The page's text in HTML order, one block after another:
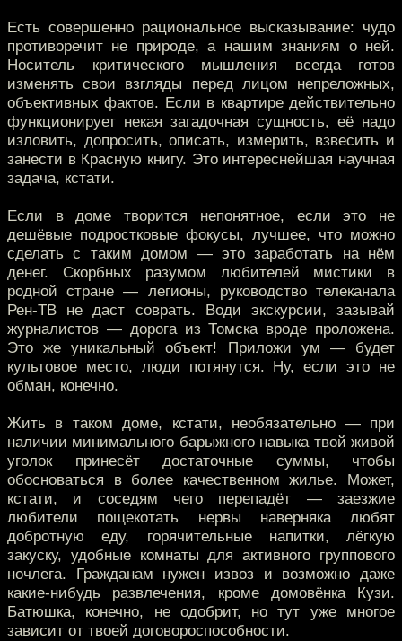
Есть совершенно рациональное высказывание: чудо
противоречит не природе, а нашим знаниям о ней.
Носитель критического мышления всегда готов
изменять свои взгляды перед лицом непреложных,
объективных фактов. Если в квартире действительно
функционирует некая загадочная сущность, её надо
изловить, допросить, описать, измерить, взвесить и
занести в Красную книгу. Это интереснейшая научная
задача, кстати.
Если в доме творится непонятное, если это не
дешёвые подростковые фокусы, лучшее, что можно
сделать с таким домом — это заработать на нём
денег. Скорбных разумом любителей мистики в
родной стране — легионы, руководство телеканала
Рен-ТВ не даст соврать. Води экскурсии, зазывай
журналистов — дорога из Томска вроде проложена.
Это же уникальный объект! Приложи ум — будет
культовое место, люди потянутся. Ну, если это не
обман, конечно.
Жить в таком доме, кстати, необязательно — при
наличии минимального барыжного навыка твой живой
уголок принесёт достаточные суммы, чтобы
обосноваться в более качественном жилье. Может,
кстати, и соседям чего перепадёт — заезжие
любители пощекотать нервы наверняка любят
добротную еду, горячительные напитки, лёгкую
закуску, удобные комнаты для активного группового
ночлега. Гражданам нужен извоз и возможно даже
какие-нибудь развлечения, кроме домовёнка Кузи.
Батюшка, конечно, не одобрит, но тут уже многое
зависит от твоей договороспособности.